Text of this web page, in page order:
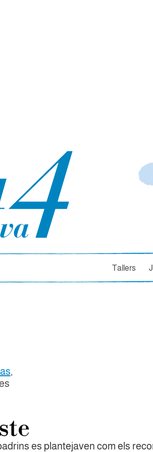
Tallers
,
es plantejaven com els